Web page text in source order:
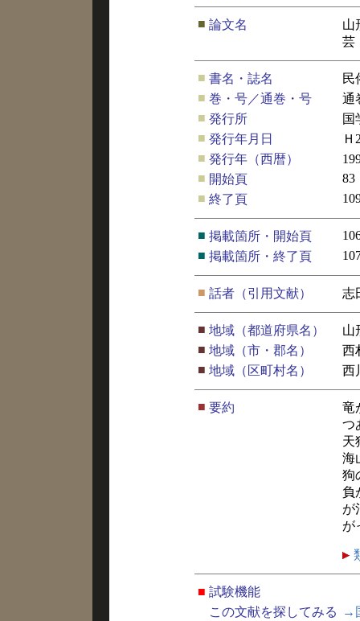
■ 論文名
山
芸
■ 書名・誌名
民
■ 巻・号／通巻・号
通
■ 発行所
国
■ 発行年月日
Ｈ
■ 発行年（西暦）
■ 開始頁
83
■ 終了頁
■ 掲載箇所・開始頁
■ 掲載箇所・終了頁
■ 話者（引用文献） 志
■ 地域（都道府県名）
山
■ 地域（市・郡名）
西
■ 地域（区町村名） 西
■ 要約
竜
つ
天
海
狗
負
が
が
■ 試験機能
この文献を探してみる
→